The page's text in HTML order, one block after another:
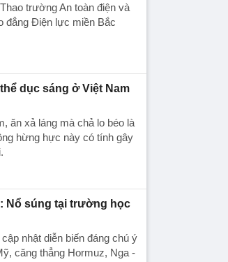
trường An toàn điện và
đẳng Điện lực miền Bắc
dục sáng ở Việt Nam
ăn xả láng mà chả lo béo là
hừng hực này có tính gây
Nổ súng tại trường học
nhật diễn biến đáng chú ý
căng thẳng Hormuz, Nga -